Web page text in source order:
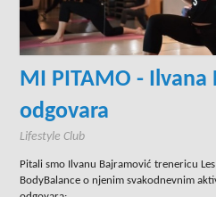
MI PITAMO - Ilvana
odgovara
Lifestyle Club
Pitali smo Ilvanu Bajramović trenericu
BodyBalance o njenim svakodnevnim